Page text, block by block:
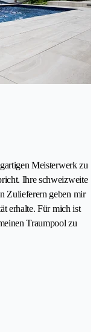
Meisterwerk zu
Ihre schweizweite
Zulieferern geben mir
erhalte. Für mich ist
Traumpool zu